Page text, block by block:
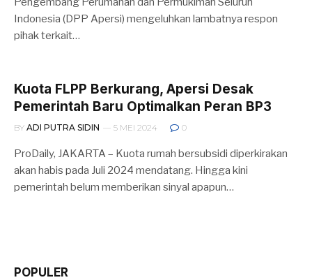
Indonesia (DPP Apersi) mengeluhkan lambatnya respon
pihak terkait…
Kuota FLPP Berkurang, Apersi Desak
Pemerintah Baru Optimalkan Peran BP3
BY ADI PUTRA SIDIN 5 MEI 2024 0
ProDaily, JAKARTA – Kuota rumah bersubsidi diperkirakan
akan habis pada Juli 2024 mendatang. Hingga kini
pemerintah belum memberikan sinyal apapun…
POPULER